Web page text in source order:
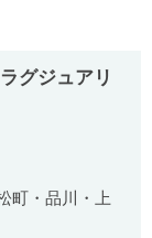
グジュアリ
町・品川・上